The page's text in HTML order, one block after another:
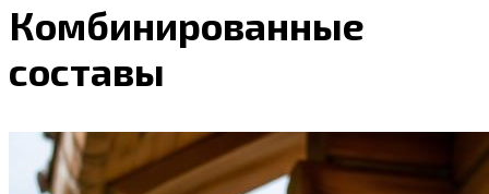
Комбинированные
составы